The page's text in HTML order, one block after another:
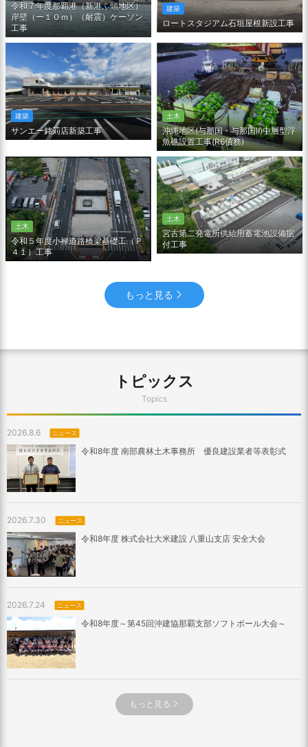
令和７年度那覇港（新港ふ頭地区）
岸壁（ー１０ｍ）（耐震）ケーソン
工事
建築
ロートスタジアム石垣屋根新設工事
建築
サンエー銘苅店新築工事
土木
沖縄地区(与那国・与那国Ⅱ)中層型浮
魚礁設置工事(R6債務)
土木
令和５年度小禄道路橋梁基礎工（Ｐ
４１）工事
土木
宮古第二発電所供給用蓄電池設備据
付工事
もっと見る
トピックス
Topics
2026.8.6 ニュース
令和8年度 南部農林土木事務所 優良建設業者等表彰式
2026.7.30 ニュース
令和8年度 株式会社大米建設 八重山支店 安全大会
2026.7.24 ニュース
令和8年度～第45回沖建協那覇支部ソフトボール大会～
もっと見る